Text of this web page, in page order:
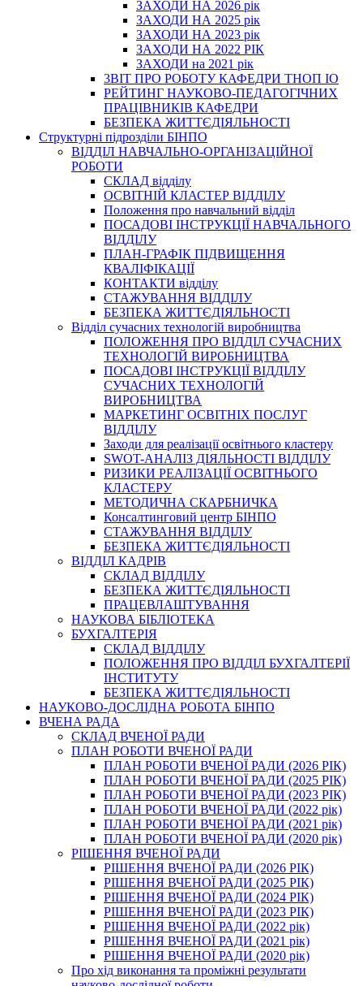
ЗАХОДИ НА 2026 рік
ЗАХОДИ НА 2025 рік
ЗАХОДИ НА 2023 рік
ЗАХОДИ НА 2022 РІК
ЗАХОДИ на 2021 рік
3BIT ПРО РОБОТУ КАФЕДРИ ТНОП ІО
РЕЙТИНГ НАУКОВО-ПЕДАГОГІЧНИХ
ПРАЦІВНИКІВ КАФЕДРИ
БЕЗПЕКА ЖИТТЄДІЯЛЬНОСТІ
Структурні підрозділи БІНПО
ВІДДІЛ НАВЧАЛЬНО-ОРГАНІЗАЦІЙНОЇ
РОБОТИ
СКЛАД відділу
ОСВІТНІЙ КЛАСТЕР ВІДДІЛУ
Положення про навчальний вiддiл
ПОСАДОВІ ІНСТРУКЦІЇ НАВЧАЛЬНОГО
ВІДДІЛУ
ПЛАН-ГРАФІК ПІДВИЩЕННЯ
КВАЛІФІКАЦІЇ
КОНТАКТИ відділу
СТАЖУВАННЯ ВІДДІЛУ
БЕЗПЕКА ЖИТТЄДІЯЛЬНОСТІ
Відділ сучасних технологій виробництва
ПОЛОЖЕННЯ ПРО ВІДДІЛ СУЧАСНИХ
ТЕХНОЛОГІЙ ВИРОБНИЦТВА
ПОСАДОВІ ІНСТРУКЦІЇ ВІДДІЛУ
СУЧАСНИХ ТЕХНОЛОГІЙ
ВИРОБНИЦТВА
МАРКЕТИНГ ОСВІТНІХ ПОСЛУГ
ВІДДІЛУ
Заходи для реалізації освітнього кластеру
SWOT-АНАЛІЗ ДІЯЛЬНОСТІ ВІДДІЛУ
РИЗИКИ РЕАЛІЗАЦІЇ ОСВІТНЬОГО
КЛАСТЕРУ
МЕТОДИЧНА СКАРБНИЧКА
Консалтинговий центр БІНПО
СТАЖУВАННЯ ВІДДІЛУ
БЕЗПЕКА ЖИТТЄДІЯЛЬНОСТІ
ВІДДІЛ КАДРІВ
СКЛАД ВІДДІЛУ
БЕЗПЕКА ЖИТТЄДІЯЛЬНОСТІ
ПРАЦЕВЛАШТУВАННЯ
НАУКОВА БІБЛІОТЕКА
БУХГАЛТЕРІЯ
СКЛАД ВІДДІЛУ
ПОЛОЖЕННЯ ПРО ВІДДІЛ БУХГАЛТЕРІЇ
ІНСТИТУТУ
БЕЗПЕКА ЖИТТЄДІЯЛЬНОСТІ
НАУКОВО-ДОСЛІДНА РОБОТА БІНПО
ВЧЕНА РАДА
СКЛАД ВЧЕНОЇ РАДИ
ПЛАН РОБОТИ ВЧЕНОЇ РАДИ
ПЛАН РОБОТИ ВЧЕНОЇ РАДИ (2026 РІК)
ПЛАН РОБОТИ ВЧЕНОЇ РАДИ (2025 РІК)
ПЛАН РОБОТИ ВЧЕНОЇ РАДИ (2023 РІК)
ПЛАН РОБОТИ ВЧЕНОЇ РАДИ (2022 рік)
ПЛАН РОБОТИ ВЧЕНОЇ РАДИ (2021 рік)
ПЛАН РОБОТИ ВЧЕНОЇ РАДИ (2020 рік)
РІШЕННЯ ВЧЕНОЇ РАДИ
РІШЕННЯ ВЧЕНОЇ РАДИ (2026 РІК)
РІШЕННЯ ВЧЕНОЇ РАДИ (2025 РІК)
РІШЕННЯ ВЧЕНОЇ РАДИ (2024 РІК)
РІШЕННЯ ВЧЕНОЇ РАДИ (2023 РІК)
РІШЕННЯ ВЧЕНОЇ РАДИ (2022 рік)
РІШЕННЯ ВЧЕНОЇ РАДИ (2021 рік)
РІШЕННЯ ВЧЕНОЇ РАДИ (2020 рік)
Про хід виконання та проміжні результати